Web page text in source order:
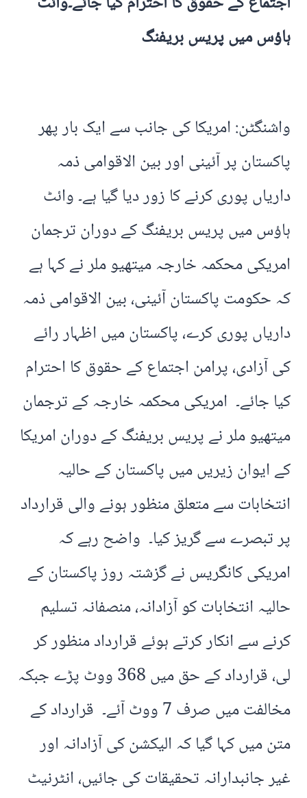
ہاؤس میں پریس بریفنگ
واشنگٹن: امریکا کی جانب سے ایک بار پھر
پاکستان پر آئینی اور بین الاقوامی ذمہ
داریاں پوری کرنے کا زور دیا گیا ہے۔ وائٹ
ہاؤس میں پریس بریفنگ کے دوران ترجمان
امریکی محکمہ خارجہ میتھیو ملر نے کہا ہے
کہ حکومت پاکستان آئینی، بین الاقوامی ذمہ
داریاں پوری کرے، پاکستان میں اظہار رائے
کی آزادی، پرامن اجتماع کے حقوق کا احترام
کیا جائے۔ امریکی محکمہ خارجہ کے ترجمان
میتھیو ملر نے پریس بریفنگ کے دوران امریکا
کے ایوان زیریں میں پاکستان کے حالیہ
انتخابات سے متعلق منظور ہونے والی قرارداد
پر تبصرے سے گریز کیا۔ واضح رہے کہ
امریکی کانگریس نے گزشتہ روز پاکستان کے
حالیہ انتخابات کو آزادانہ، منصفانہ تسلیم
کرنے سے انکار کرتے ہوئے قرارداد منظور کر
لی، قرارداد کے حق میں 368 ووٹ پڑے جبکہ
مخالفت میں صرف 7 ووٹ آئے۔ قرارداد کے
متن میں کہا گیا کہ الیکشن کی آزادانہ اور
غیر جانبدارانہ تحقیقات کی جائیں، انٹرنیٹ